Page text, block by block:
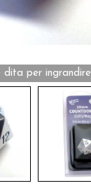
dita per ingrandire